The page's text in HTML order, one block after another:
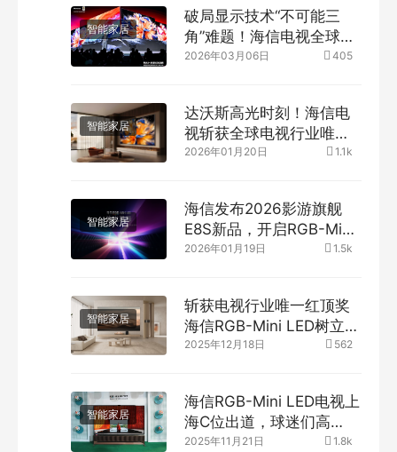
智能家居
破局显示技术“不可能三
角”难题！海信电视全球首
创玲珑真彩背光技术
2026年03月06日 405
智能家居
达沃斯高光时刻！海信电
视斩获全球电视行业唯
一“灯塔工厂”奖杯
2026年01月20日 1.1k
智能家居
海信发布2026影游旗舰
E8S新品，开启RGB-Mini
LED换代风暴
2026年01月19日 1.5k
智能家居
斩获电视行业唯一红顶奖
海信RGB-Mini LED树立高
端市场新标杆
2025年12月18日 562
智能家居
海信RGB-Mini LED电视上
海C位出道，球迷们高
呼“观赛装备卷起来”！
2025年11月21日 1.8k